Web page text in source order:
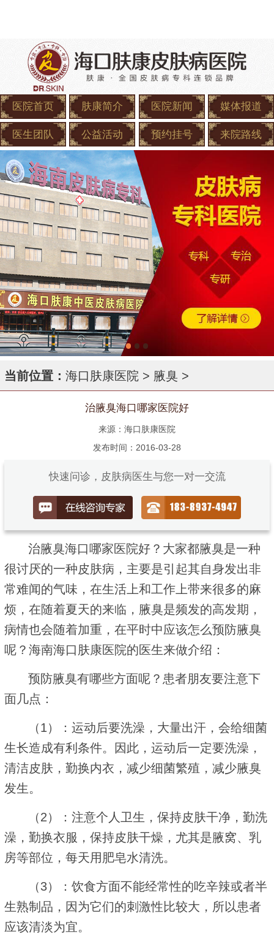
医院首页 肤康简介 医院新闻 媒体报道
医生团队 公益活动 预约挂号 来院路线
当前位置： 海口肤康医院 > 腋臭 >
治腋臭海口哪家医院好
来源：海口肤康医院
发布时间：2016-03-28
快速问诊，皮肤病医生与您一对一交流
治腋臭海口哪家医院好？大家都腋臭是一种
很讨厌的一种皮肤病，主要是引起其自身发出非
常难闻的气味，在生活上和工作上带来很多的麻
烦，在随着夏天的来临，腋臭是频发的高发期，
病情也会随着加重，在平时中应该怎么预防腋臭
呢？海南海口肤康医院的医生来做介绍：
预防腋臭有哪些方面呢？患者朋友要注意下
面几点：
（1）：运动后要洗澡，大量出汗，会给细菌
生长造成有利条件。因此，运动后一定要洗澡，
清洁皮肤，勤换内衣，减少细菌繁殖，减少腋臭
发生。
（2）：注意个人卫生，保持皮肤干净，勤洗
澡，勤换衣服，保持皮肤干燥，尤其是腋窝、乳
房等部位，每天用肥皂水清洗。
（3）：饮食方面不能经常性的吃辛辣或者半
生熟制品，因为它们的刺激性比较大，所以患者
应该清淡为宜。